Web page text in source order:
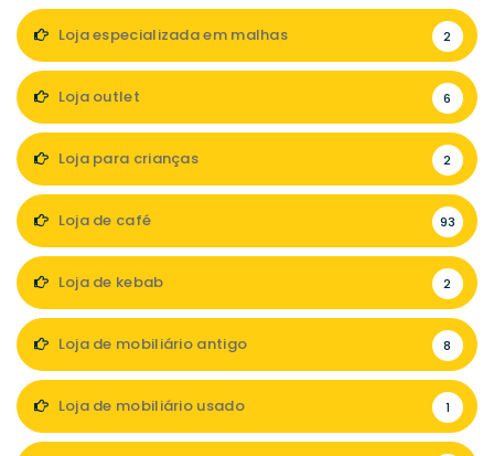
Loja especializada em malhas 2
Loja outlet 6
Loja para crianças 2
Loja de café 93
Loja de kebab 2
Loja de mobiliário antigo 8
Loja de mobiliário usado 1